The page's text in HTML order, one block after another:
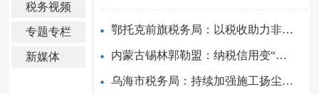
税务视频
专题专栏
新媒体
鄂托克前旗税务局：以税收助力非遗发展
内蒙古锡林郭勒盟：纳税信用变“真金白银” 2374笔贷款精准助企
乌海市税务局：持续加强施工扬尘环境保护税管理